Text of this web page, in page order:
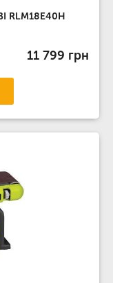
RLM18E40H
11 799 грн